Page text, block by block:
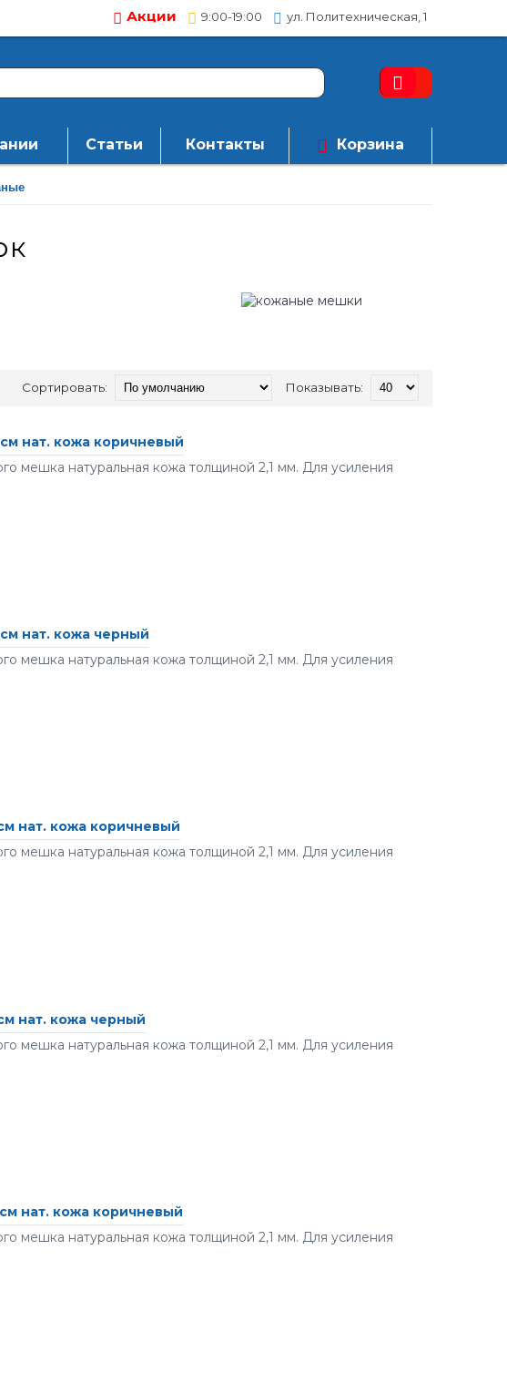
Акции 9:00-19:00 ул. Политехническая, 1
Статьи Контакты Корзина
Показывать:
Сортировать:
нат. кожа коричневый
мешка натуральная кожа толщиной 2,1 мм. Для усиления
нат. кожа черный
мешка натуральная кожа толщиной 2,1 мм. Для усиления
нат. кожа коричневый
мешка натуральная кожа толщиной 2,1 мм. Для усиления
нат. кожа черный
мешка натуральная кожа толщиной 2,1 мм. Для усиления
нат. кожа коричневый
мешка натуральная кожа толщиной 2,1 мм. Для усиления